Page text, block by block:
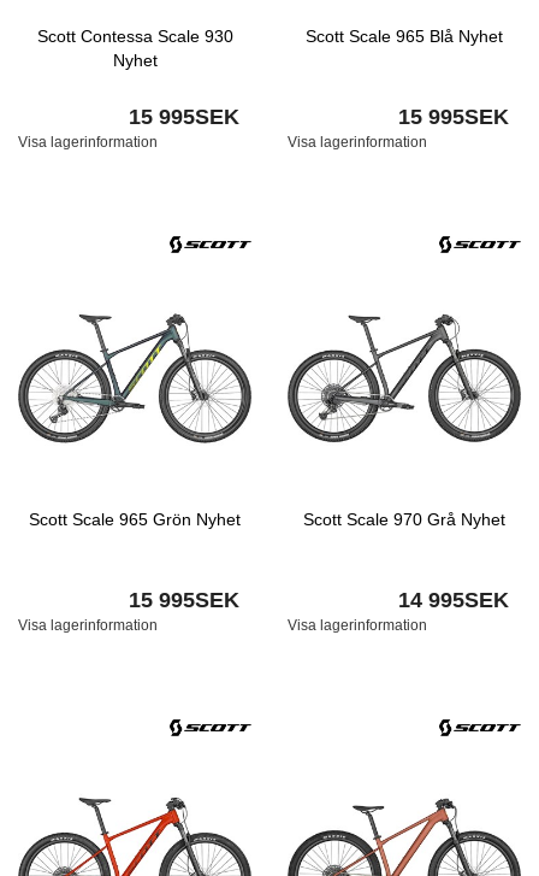
Scott Contessa Scale 930
Nyhet
15 995SEK
Visa lagerinformation
Scott Scale 965 Blå Nyhet
15 995SEK
Visa lagerinformation
Scott Scale 965 Grön Nyhet
15 995SEK
Visa lagerinformation
Scott Scale 970 Grå Nyhet
14 995SEK
Visa lagerinformation